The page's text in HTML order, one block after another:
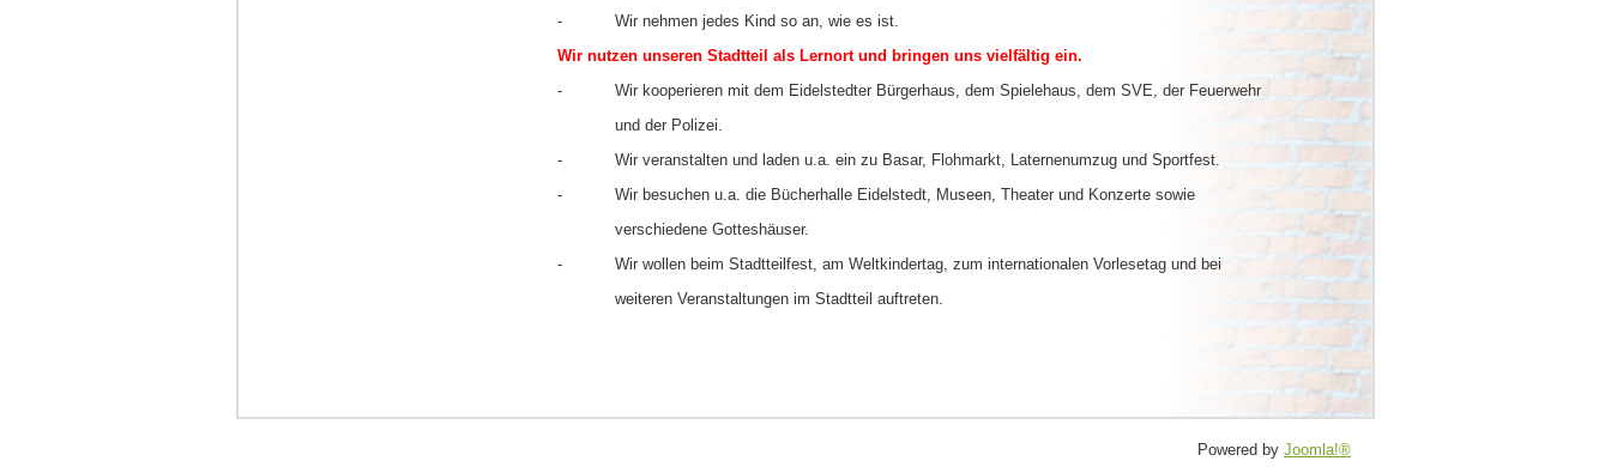
- Wir nehmen jedes Kind so an, wie es ist.
Wir nutzen unseren Stadtteil als Lernort und bringen uns vielfältig ein.
- Wir kooperieren mit dem Eidelstedter Bürgerhaus, dem Spielehaus, dem SVE, der Feuerwehr
und der Polizei.
- Wir veranstalten und laden u.a. ein zu Basar, Flohmarkt, Laternenumzug und Sportfest.
- Wir besuchen u.a. die Bücherhalle Eidelstedt, Museen, Theater und Konzerte sowie
verschiedene Gotteshäuser.
- Wir wollen beim Stadtteilfest, am Weltkindertag, zum internationalen Vorlesetag und bei
weiteren Veranstaltungen im Stadtteil auftreten.
Powered by Joomla!®